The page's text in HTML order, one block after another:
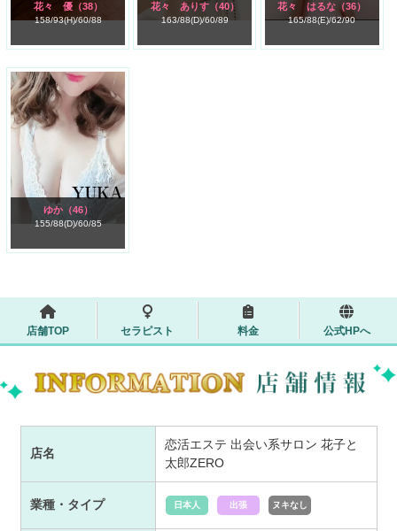
花々 優（38）
158/93(H)/60/88
花々 ありす（40）
163/88(D)/60/89
花々 はるな （36）
165/88(E)/62/90
ゆか（46）
155/88(D)/60/85
店舗TOP セラピスト 料金 公式HPへ
店名
恋活エステ 出会い系サロン 花子と
太郎ZERO
業種・タイプ 日本人 出張 ヌキなし